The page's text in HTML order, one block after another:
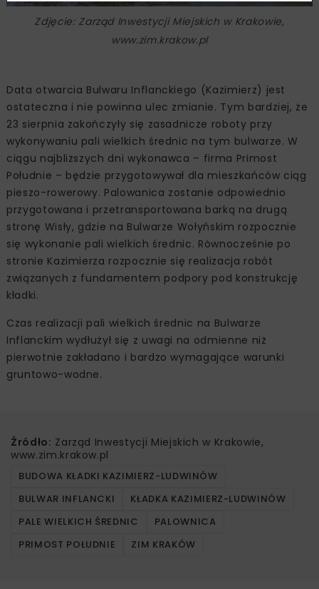
Zdjęcie: Zarząd Inwestycji Miejskich w Krakowie,
www.zim.krakow.pl
Data otwarcia Bulwaru Inflanckiego (Kazimierz) jest
ostateczna i nie powinna ulec zmianie. Tym bardziej, że
23 sierpnia zakończyły się zasadnicze roboty przy
wykonywaniu pali wielkich średnic na tym bulwarze. W
ciągu najbliższych dni wykonawca – firma Primost
Południe – będzie przygotowywał dla mieszkańców ciąg
pieszo-rowerowy. Palowanica zostanie odpowiednio
przygotowana i przetransportowana barką na drugą
stronę Wisły, gdzie na Bulwarze Wołyńskim rozpocznie
się wykonanie pali wielkich średnic. Równocześnie po
stronie Kazimierza rozpocznie się realizacja robót
związanych z fundamentem podpory pod konstrukcję
kładki.
Czas realizacji pali wielkich średnic na Bulwarze
Inflanckim wydłużył się z uwagi na odmienne niż
pierwotnie zakładano i bardzo wymagające warunki
gruntowo-wodne.
Źródło: Zarząd Inwestycji Miejskich w Krakowie,
www.zim.krakow.pl
BUDOWA KŁADKI KAZIMIERZ-LUDWINÓW
BULWAR INFLANCKI
KŁADKA KAZIMIERZ-LUDWINÓW
PALE WIELKICH ŚREDNIC
PALOWNICA
PRIMOST POŁUDNIE
ZIM KRAKÓW